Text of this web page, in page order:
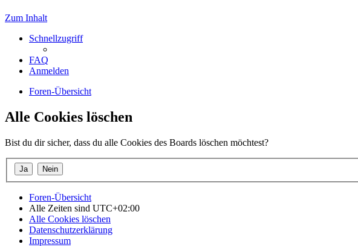
Zum Inhalt
Schnellzugriff
FAQ
Anmelden
Foren-Übersicht
Alle Cookies löschen
Bist du dir sicher, dass du alle Cookies des Boards löschen möchtest?
Foren-Übersicht
Alle Zeiten sind UTC+02:00
Alle Cookies löschen
Datenschutzerklärung
Impressum